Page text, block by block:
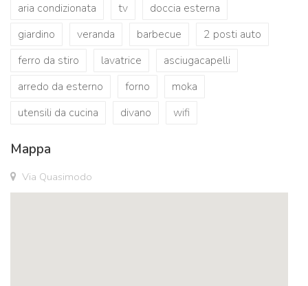
aria condizionata tv
doccia esterna
giardino
veranda barbecue
2 posti auto
ferro da stiro
lavatrice
asciugacapelli
arredo da esterno
forno
moka
utensili da cucina
divano wifi
Mappa
Via Quasimodo